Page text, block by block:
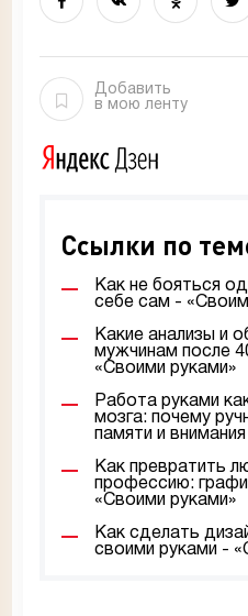
Добавить
в мою ленту
Ссылки по
Как не бояться
себе сам -
Какие анализы и
мужчинам после
«Своими руками»
Работа руками
мозга: почему
памяти и
Как превратить
профессию:
«Своими руками»
Как сделать
своими руками -